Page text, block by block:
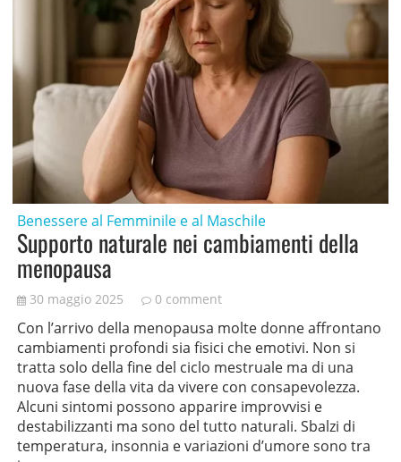
Benessere al Femminile e al Maschile
Supporto naturale nei cambiamenti della
menopausa
30 maggio 2025 0 comment
Con l’arrivo della menopausa molte donne affrontano
cambiamenti profondi sia fisici che emotivi. Non si
tratta solo della fine del ciclo mestruale ma di una
nuova fase della vita da vivere con consapevolezza.
Alcuni sintomi possono apparire improvvisi e
destabilizzanti ma sono del tutto naturali. Sbalzi di
temperatura, insonnia e variazioni d’umore sono tra